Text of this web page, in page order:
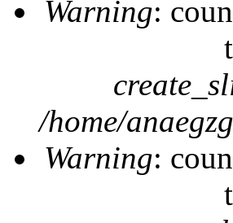
Warning:
/home/
Warning: